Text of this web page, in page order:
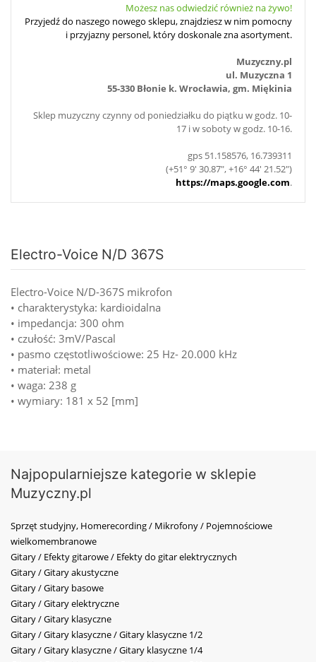
Możesz nas odwiedzić również na żywo!
Przyjedź do naszego nowego sklepu, znajdziesz w nim pomocny
i przyjazny personel, który doskonale zna asortyment.
Muzyczny.pl
ul. Muzyczna 1
55-330 Błonie k. Wrocławia, gm. Miękinia
Sklep muzyczny czynny od poniedziałku do piątku w godz. 10-
17 i w soboty w godz. 10-16.
gps 51.158576, 16.739311
(+51° 9' 30.87", +16° 44' 21.52")
https://maps.google.com.
Electro-Voice N/D 367S
Electro-Voice N/D-367S mikrofon
• charakterystyka: kardioidalna
• impedancja: 300 ohm
• czułość: 3mV/Pascal
• pasmo częstotliwościowe: 25 Hz- 20.000 kHz
• materiał: metal
• waga: 238 g
• wymiary: 181 x 52 [mm]
Najpopularniejsze kategorie w sklepie
Muzyczny.pl
Sprzęt studyjny, Homerecording / Mikrofony / Pojemnościowe
wielkomembranowe
Gitary / Efekty gitarowe / Efekty do gitar elektrycznych
Gitary / Gitary akustyczne
Gitary / Gitary basowe
Gitary / Gitary elektryczne
Gitary / Gitary klasyczne
Gitary / Gitary klasyczne / Gitary klasyczne 1/2
Gitary / Gitary klasyczne / Gitary klasyczne 1/4